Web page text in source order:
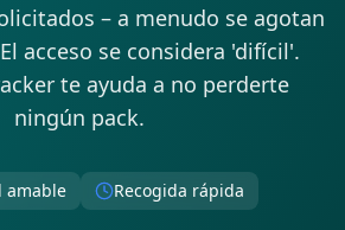
– a menudo se agotan
acceso se considera 'difícil'.
te ayuda a no perderte
ningún pack.
amable Recogida rápida